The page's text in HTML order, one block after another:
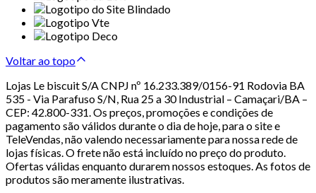
Voltar ao topo
Lojas Le biscuit S/A CNPJ nº 16.233.389/0156-91 Rodovia BA
535 - Via Parafuso S/N, Rua 25 a 30 Industrial – Camaçari/BA –
CEP: 42.800-331. Os preços, promoções e condições de
pagamento são válidos durante o dia de hoje, para o site e
TeleVendas, não valendo necessariamente para nossa rede de
lojas físicas. O frete não está incluído no preço do produto.
Ofertas válidas enquanto durarem nossos estoques. As fotos de
produtos são meramente ilustrativas.